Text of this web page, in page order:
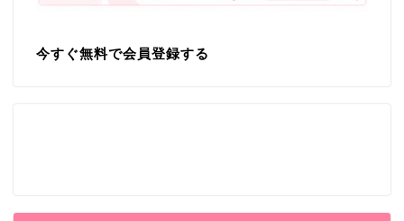
今すぐ無料で会員登録する